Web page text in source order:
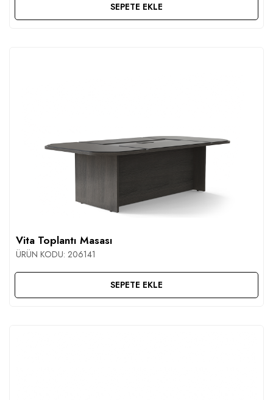
SEPETE EKLE
Vita Toplantı Masası
ÜRÜN KODU: 206141
SEPETE EKLE